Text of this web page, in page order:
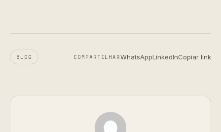
BLOG COMPARTILHARWhatsAppLinkedInCopiar link